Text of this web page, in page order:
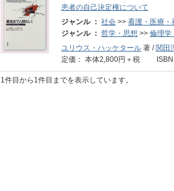
患者の自己決定権について
ジャンル ： 社会 >> 看護・医療・
ジャンル ： 哲学・思想 >> 倫理学
ユリウス・ハッケタール 著 / 関田
定価： 本体2,800円＋税
1件目から1件目までを表示しています。